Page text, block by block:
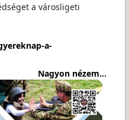
a városligeti
a-
Nagyon nézem...